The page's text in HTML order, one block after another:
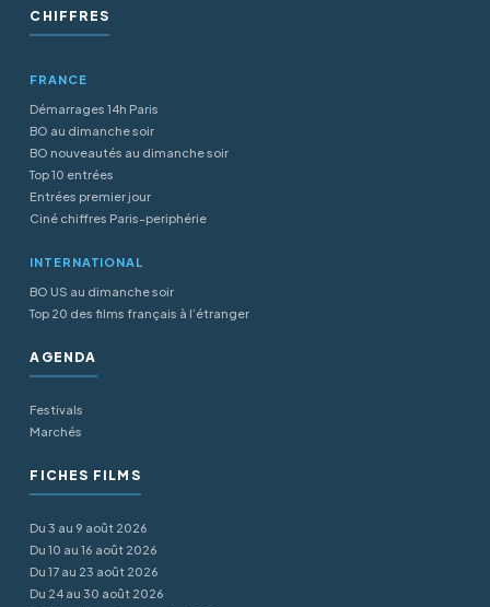
CHIFFRES
FRANCE
Démarrages 14h Paris
BO au dimanche soir
BO nouveautés au dimanche soir
Top 10 entrées
Entrées premier jour
Ciné chiffres Paris-periphérie
INTERNATIONAL
BO US au dimanche soir
Top 20 des films français à l’étranger
AGENDA
Festivals
Marchés
FICHES FILMS
Du 3 au 9 août 2026
Du 10 au 16 août 2026
Du 17 au 23 août 2026
Du 24 au 30 août 2026